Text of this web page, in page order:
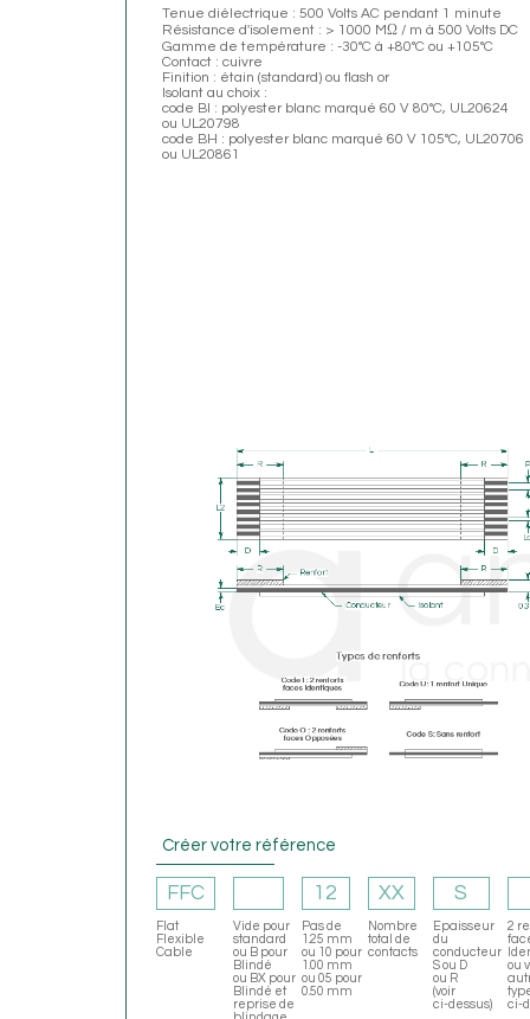
Tenue diélectrique : 500 Volts AC pendant 1 minute
Résistance d'isolement : > 1000 MΩ / m à 500 Volts DC
Gamme de température : -30°C à +80°C ou +105°C
Contact : cuivre
Finition : étain (standard) ou flash or
Isolant au choix :
code BI : polyester blanc marqué 60 V 80°C, UL20624
ou UL20798
code BH : polyester blanc marqué 60 V 105°C, UL20706
ou UL20861
Créer votre référence
FFC
Flat
Flexible
Cable
Vide pour
standard
ou B pour
Blindé
ou BX pour
Blindé et
reprise de
12
Pas de
1.25 mm
ou 10 pour
1.00 mm
ou 05 pour
0.50 mm
XX
Nombre
total de
contacts
S
Epaisseur
du
conducteur
S ou D
ou R
(voir
ci-dessus)
2
ou
ci-